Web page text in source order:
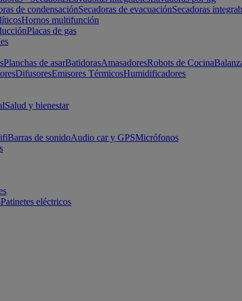
de condensaciónSecadoras de evacuaciónSecadoras
Hornos multifunción
Placas de gas
Planchas de asarBatidorasAmasadoresRobots de Cocina
DifusoresEmisores TérmicosHumidificadores
Salud y bienestar
Barras de sonidoAudio car y GPSMicrófonos
Patinetes eléctricos